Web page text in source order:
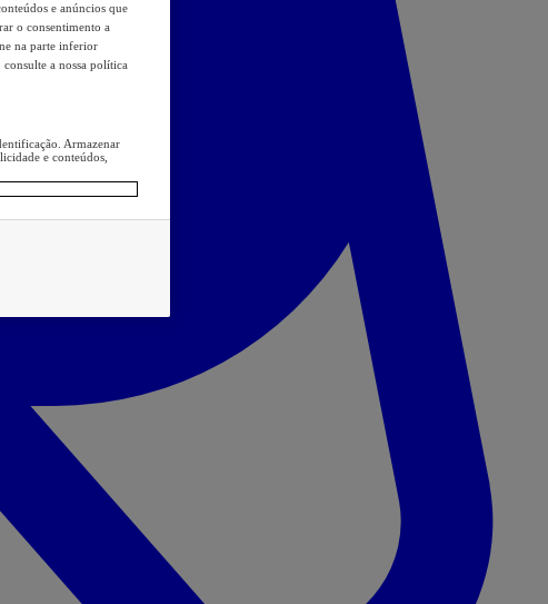
e anúncios que
o consentimento a
na parte inferior
consulte a nossa política
Armazenar
e conteúdos,